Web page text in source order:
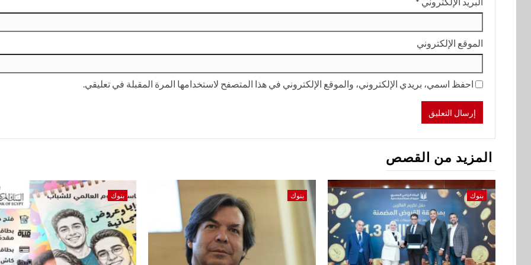
الموقع الإلكتروني
احفظ اسمي، بريدي الإلكتروني، والموقع الإلكتروني في هذا المتصفح لاستخدامها المرة المقبلة في تعليقي.
المزيد من القصص
بنوك بنوك بنوك